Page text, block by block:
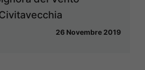
26 Novembre 2019